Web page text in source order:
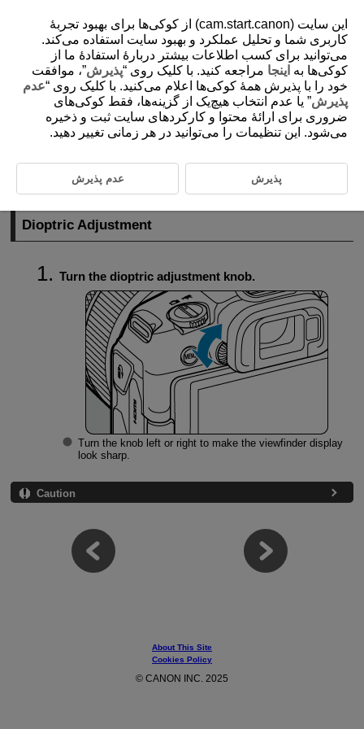
D271-022
Using the Viewfinder
Dioptric Adjustment
Look through the viewfinder to activate it. You can also restrict display to
either the screen or viewfinder (
Dioptric Adjustment
Turn the dioptric adjustment knob.
Turn the knob left or right to make the viewfinder display
look sharp.
Caution
About This Site
Cookies Policy
© CANON INC. 2025
این سایت (cam.start.canon) از کوکی‌ها برای بهبود تجربۀ
کاربری شما و تحلیل عملکرد و بهبود سایت استفاده می‌کند.
می‌توانید برای کسب اطلاعات بیشتر دربارۀ استفادۀ ما از
کوکی‌ها به اینجا مراجعه کنید. با کلیک روی “پذیرش”، موافقت
خود را با پذیرش همۀ کوکی‌ها اعلام می‌کنید. با کلیک روی “عدم
پذیرش” یا عدم انتخاب هیچ‌یک از گزینه‌ها، فقط کوکی‌های
ضروری برای ارائۀ محتوا و کارکردهای سایت ثبت و ذخیره
می‌شود. این تنظیمات را می‌توانید در هر زمانی تغییر دهید.
پذیرش عدم پذیرش